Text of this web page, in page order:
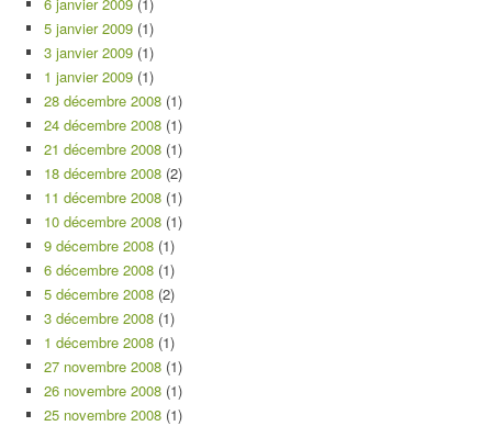
5 janvier 2009 (1)
3 janvier 2009 (1)
1 janvier 2009 (1)
28 décembre 2008 (1)
24 décembre 2008 (1)
21 décembre 2008 (1)
18 décembre 2008 (2)
11 décembre 2008 (1)
10 décembre 2008 (1)
9 décembre 2008 (1)
6 décembre 2008 (1)
5 décembre 2008 (2)
3 décembre 2008 (1)
1 décembre 2008 (1)
27 novembre 2008 (1)
26 novembre 2008 (1)
25 novembre 2008 (1)